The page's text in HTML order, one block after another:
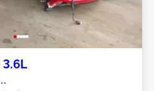
3.6L